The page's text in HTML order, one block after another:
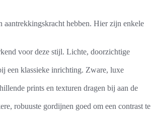
hebben. Hier zijn enkele
voor deze stijl. Lichte, doorzichtige
een klassieke inrichting. Zware, luxe
prints en texturen dragen bij aan de
robuuste gordijnen goed om een contrast te